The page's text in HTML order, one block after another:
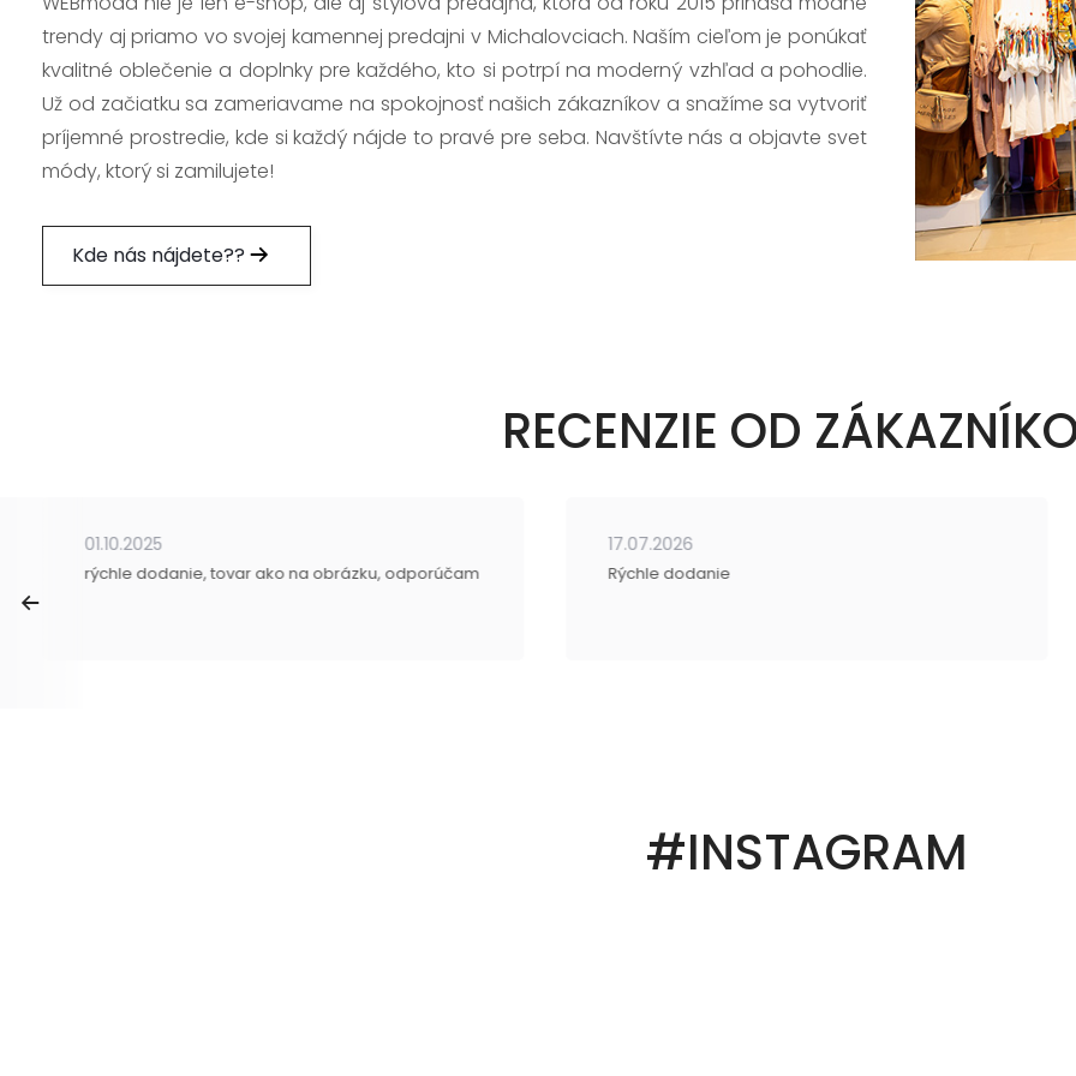
trendy aj priamo vo svojej kamennej predajni v Michalovciach. Naším cieľom je ponúkať
kvalitné oblečenie a doplnky pre každého, kto si potrpí na moderný vzhľad a pohodlie.
Už od začiatku sa zameriavame na spokojnosť našich zákazníkov a snažíme sa vytvoriť
príjemné prostredie, kde si každý nájde to pravé pre seba. Navštívte nás a objavte svet
módy, ktorý si zamilujete!
Kde nás nájdete??
RECENZIE OD
01.10.2025
rýchle dodanie, tovar ako na obrázku, odporúčam
17.07.2026
Rýchle dodanie
#INSTAGRAM